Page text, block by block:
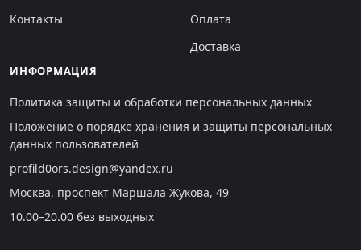
Контакты
Оплата
Доставка
ИНФОРМАЦИЯ
Политика защиты и обработки персональных данных
Положение о порядке хранения и защиты персональных
данных пользователей
profild0ors.design@yandex.ru
Москва, проспект Маршала Жукова, 49
10.00–20.00 без выходных